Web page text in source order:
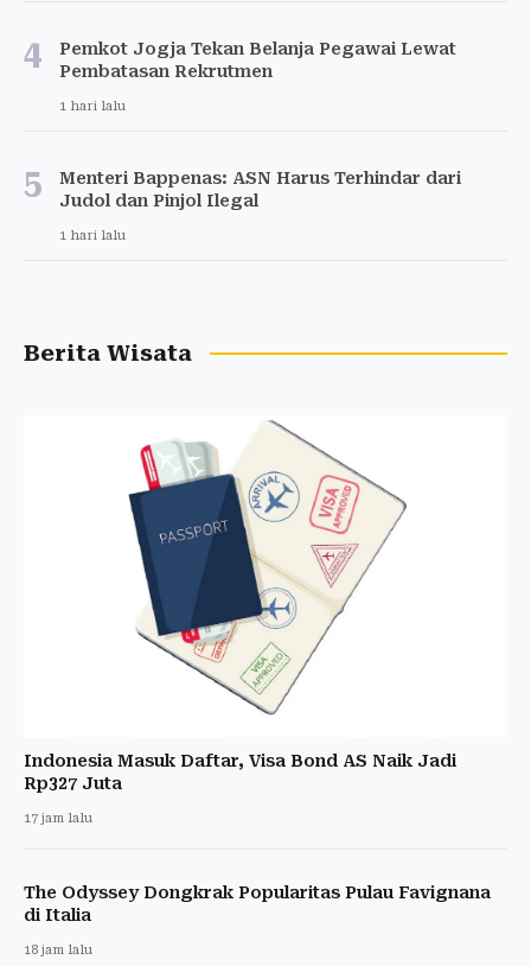
4
Pemkot Jogja Tekan Belanja Pegawai Lewat
Pembatasan Rekrutmen
1 hari lalu
5
Menteri Bappenas: ASN Harus Terhindar dari
Judol dan Pinjol Ilegal
1 hari lalu
Berita Wisata
Indonesia Masuk Daftar, Visa Bond AS Naik Jadi
Rp327 Juta
17 jam lalu
The Odyssey Dongkrak Popularitas Pulau Favignana
di Italia
18 jam lalu